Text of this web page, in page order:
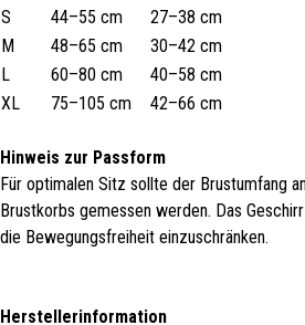
S
44–55 cm
27–38 cm
M
48–65 cm
30–42 cm
L
60–80 cm
40–58 cm
XL
75–105 cm 42–66 cm
Hinweis zur Passform
Für optimalen Sitz sollte der Brustumfang
Brustkorbs gemessen werden. Das
die Bewegungsfreiheit einzuschränken.
Herstellerinformation